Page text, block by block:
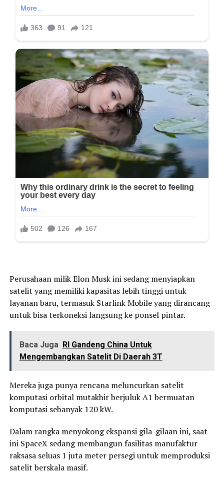
Perusahaan milik Elon Musk ini sedang menyiapkan
satelit yang memiliki kapasitas lebih tinggi untuk
layanan baru, termasuk Starlink Mobile yang dirancang
untuk bisa terkoneksi langsung ke ponsel pintar.
Baca Juga RI Gandeng China Untuk
Mengembangkan Satelit Di Daerah 3T
Mereka juga punya rencana meluncurkan satelit
komputasi orbital mutakhir berjuluk A1 bermuatan
komputasi sebanyak 120 kW.
Dalam rangka menyokong ekspansi gila-gilaan ini, saat
ini SpaceX sedang membangun fasilitas manufaktur
raksasa seluas 1 juta meter persegi untuk memproduksi
satelit berskala masif.